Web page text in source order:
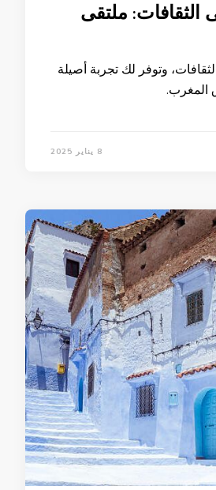
الثقافات: ملتقى
وتوفر لك تجربة أصيلة
8 يناير 2025